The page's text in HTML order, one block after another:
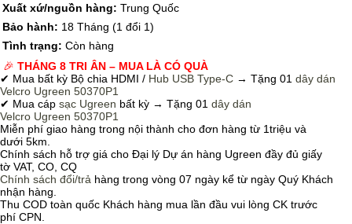
Xuất xứ/nguồn hàng: Trung Quốc
Bảo hành: 18 Tháng (1 đổi 1)
Tình trạng: Còn hàng
🎉 THÁNG 8 TRI ÂN – MUA LÀ CÓ QUÀ
✔ Mua bất kỳ Bộ chia HDMI / Hub USB Type-C → Tặng 01 dây dán
Velcro Ugreen 50370P1
✔ Mua cáp sạc Ugreen bất kỳ → Tặng 01 dây dán
Velcro Ugreen 50370P1
Miễn phí giao hàng trong nội thành cho đơn hàng từ 1triệu và
dưới 5km.
Chính sách hỗ trợ giá cho Đại lý Dự án hàng Ugreen đầy đủ giấy
tờ VAT, CO, CQ
Chính sách đổi/trả hàng trong vòng 07 ngày kể từ ngày Quý Khách
nhận hàng.
Thu COD toàn quốc Khách hàng mua lần đầu vui lòng CK trước
phí CPN.